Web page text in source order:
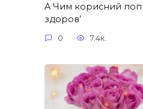
A Чим корисний
здоров’
0 7.4к.